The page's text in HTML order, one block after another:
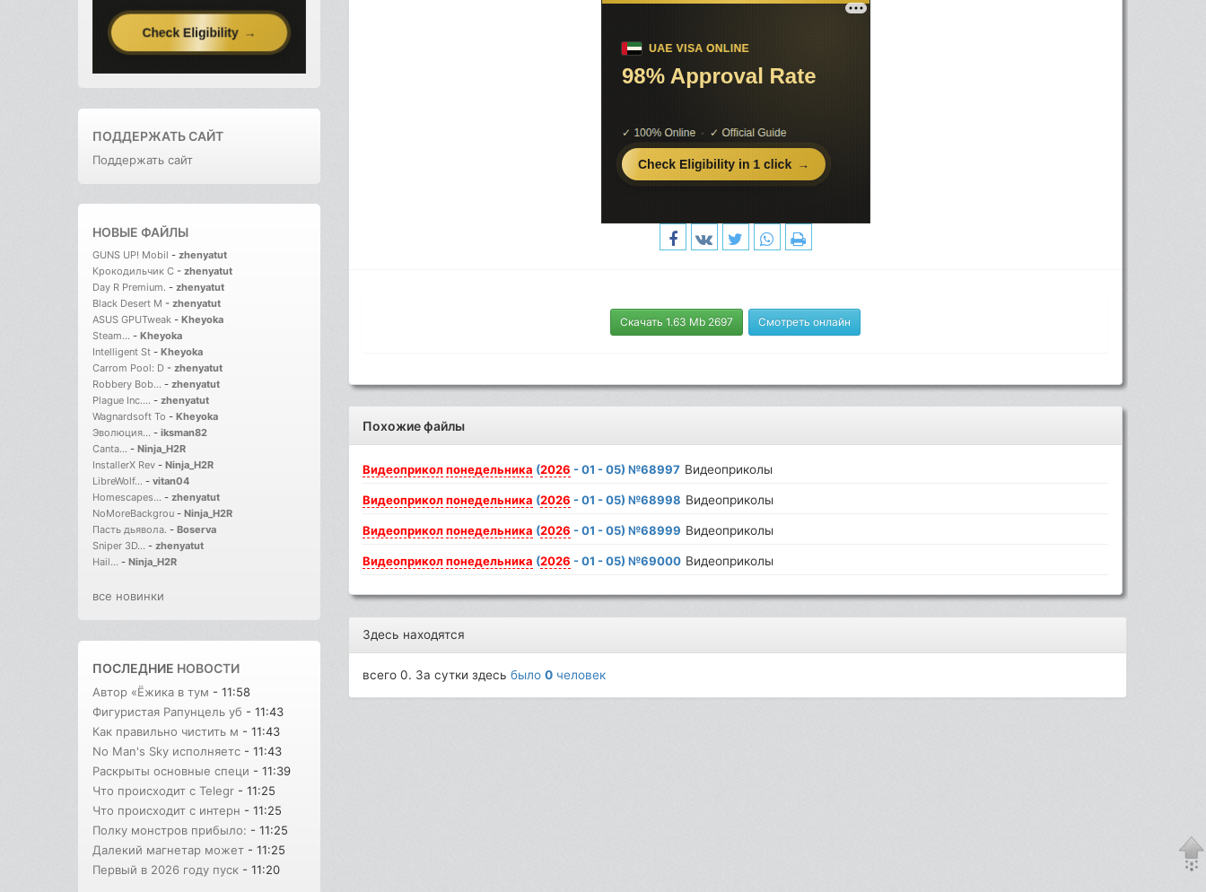
ПОДДЕРЖАТЬ САЙТ
Поддержать сайт
НОВЫЕ ФАЙЛЫ
GUNS UP! Mobil - zhenyatut
Крокодильчик С - zhenyatut
Day R Premium. - zhenyatut
Black Desert M - zhenyatut
ASUS GPUTweak - Kheyoka
Steam... - Kheyoka
Intelligent St - Kheyoka
Carrom Pool: D - zhenyatut
Robbery Bob... - zhenyatut
Plague Inc.... - zhenyatut
Wagnardsoft To - Kheyoka
Эволюция... - iksman82
Canta... - Ninja_H2R
InstallerX Rev - Ninja_H2R
LibreWolf... - vitan04
Homescapes... - zhenyatut
NoMoreBackgrou - Ninja_H2R
Пасть дьявола. - Boserva
Sniper 3D... - zhenyatut
Hail... - Ninja_H2R
все новинки
ПОСЛЕДНИЕ НОВОСТИ
Автор «Ёжика в тум - 11:58
Фигуристая Рапунцель уб - 11:43
Как правильно чистить м - 11:43
No Man's Sky исполняетс - 11:43
Раскрыты основные специ - 11:39
Что происходит с Telegr - 11:25
Что происходит с интерн - 11:25
Полку монстров прибыло: - 11:25
Далекий магнетар может - 11:25
Первый в 2026 году пуск - 11:20
Скачать 1.63 Mb 2697 Смотреть онлайн
Похожие файлы
Видеоприколпонедельника (2026 - 01 - 05) №68997 Видеоприколы
Видеоприколпонедельника (2026 - 01 - 05) №68998 Видеоприколы
Видеоприколпонедельника (2026 - 01 - 05) №68999 Видеоприколы
Видеоприколпонедельника (2026 - 01 - 05) №69000 Видеоприколы
Здесь находятся
всего 0. За сутки здесьбыло0 человек